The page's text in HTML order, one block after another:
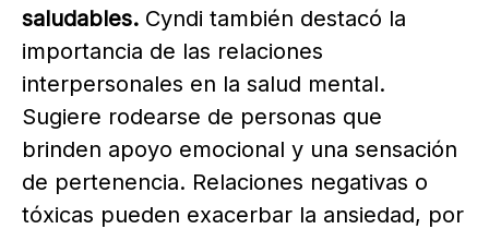
saludables. Cyndi también destacó la
importancia de las relaciones
interpersonales en la salud mental.
Sugiere rodearse de personas que
brinden apoyo emocional y una sensación
de pertenencia. Relaciones negativas o
tóxicas pueden exacerbar la ansiedad, por